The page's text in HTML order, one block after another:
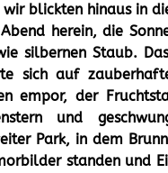
blickten hinaus in
herein, die
silbernen Staub.
sich auf
empor, der
und
Park, in dem
standen und